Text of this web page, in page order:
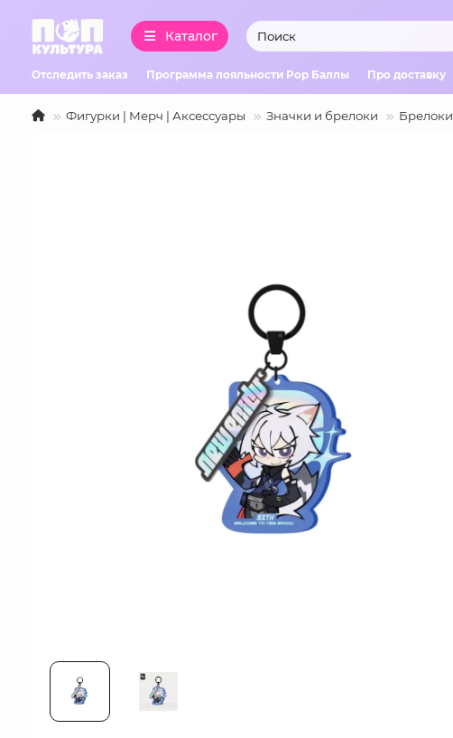
Каталог
Отследить заказ Программа лояльности Pop Баллы Про доставку
Фигурки | Мерч | Аксессуары Значки и брелоки Брелоки